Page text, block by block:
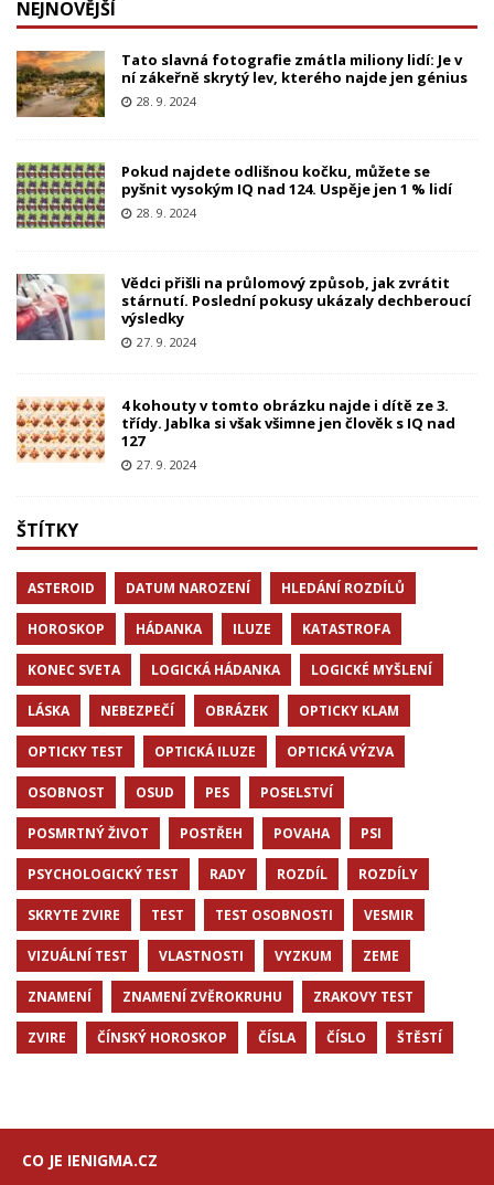
NEJNOVĚJŠÍ
Tato slavná fotografie zmátla miliony lidí: Je v
ní zákeřně skrytý lev, kterého najde jen génius
28. 9. 2024
Pokud najdete odlišnou kočku, můžete se
pyšnit vysokým IQ nad 124. Uspěje jen 1 % lidí
28. 9. 2024
Vědci přišli na průlomový způsob, jak zvrátit
stárnutí. Poslední pokusy ukázaly dechberoucí
výsledky
27. 9. 2024
4 kohouty v tomto obrázku najde i dítě ze 3.
třídy. Jablka si však všimne jen člověk s IQ nad
127
27. 9. 2024
ŠTÍTKY
ASTEROID DATUM NAROZENÍ HLEDÁNÍ ROZDÍLŮ
HOROSKOP HÁDANKA ILUZE KATASTROFA
KONEC SVETA LOGICKÁ HÁDANKA LOGICKÉ MYŠLENÍ
LÁSKA NEBEZPEČÍ OBRÁZEK OPTICKY KLAM
OPTICKY TEST OPTICKÁ ILUZE OPTICKÁ VÝZVA
OSOBNOST OSUD PES POSELSTVÍ
POSMRTNÝ ŽIVOT POSTŘEH POVAHA PSI
PSYCHOLOGICKÝ TEST RADY ROZDÍL ROZDÍLY
SKRYTE ZVIRE TEST TEST OSOBNOSTI VESMIR
VIZUÁLNÍ TEST VLASTNOSTI VYZKUM ZEME
ZNAMENÍ ZNAMENÍ ZVĚROKRUHU ZRAKOVY TEST
ZVIRE ČÍNSKÝ HOROSKOP ČÍSLA ČÍSLO ŠTĚSTÍ
CO JE IENIGMA.CZ